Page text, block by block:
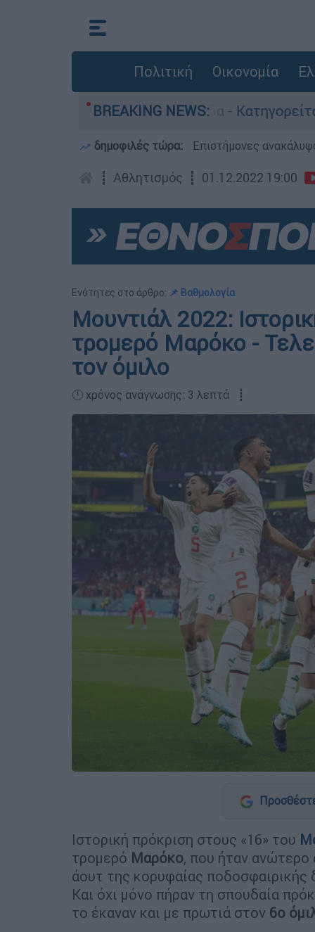
Πολιτική Οικονομία
BREAKING NEWS:
στην Ελλάδα - Κατηγορείται και για
δημοφιλές τώρα: Επιστήμονες
┋ Αθλητισμός ┋ 01.12.2022 19:00
Ενότητες στο άρθρο: 📌 Βαθμολογία
Μουντιάλ 2022:
τρομερό Μαρόκο -
τον όμιλο
🕛 χρόνος ανάγνωσης: 3 λεπτά ┋
Ιστορική πρόκριση στους «16» του
τρομερό Μαρόκο, που ήταν ανώτερο
άουτ της κορυφαίας ποδοσφαιρικής
Και όχι μόνο πήραν τη σπουδαία
το έκαναν και με πρωτιά στον 6ο